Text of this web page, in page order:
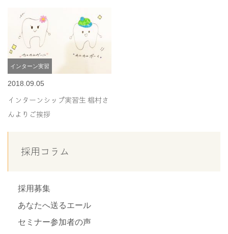
インターン実習
2018.09.05
インターンシップ実習生 椙村さ
んよりご挨拶
採用コラム
採用募集
あなたへ送るエール
セミナー参加者の声